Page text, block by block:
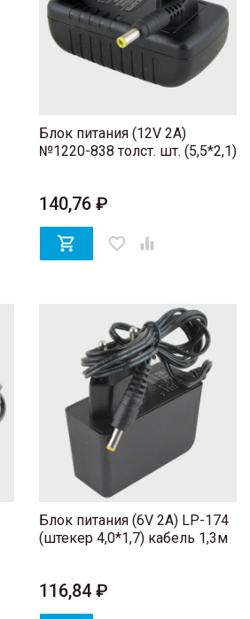
Блок питания (12V 2A)
№1220-838 толст. шт. (5,5*2,1)
140,76 ₽
 favorite_border 
Блок питания (6V 2A) LP-174
(штекер 4,0*1,7) кабель 1,3м
116,84 ₽